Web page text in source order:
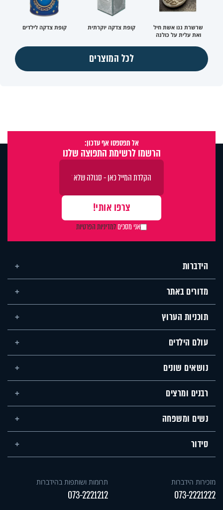
שרשרת ננו אשת חיל
ואת עלית על כולנה
קופת צדקה יוקרתית קופת צדקה לילדים
לכל המוצרים
אל תפספסו אף עדכון:
הרשמו לרשימת התפוצה שלנו
אני מסכיםלמדיניות הפרטיות
הידברות
מדורים באתר
תוכניות הערוץ
עולם הילדים
נושאים שונים
רבנים ומרצים
נשים ומשפחה
סידור
מזכירות הידברות
073-2221222
תרומות ושותפות בהידברות
073-2221212